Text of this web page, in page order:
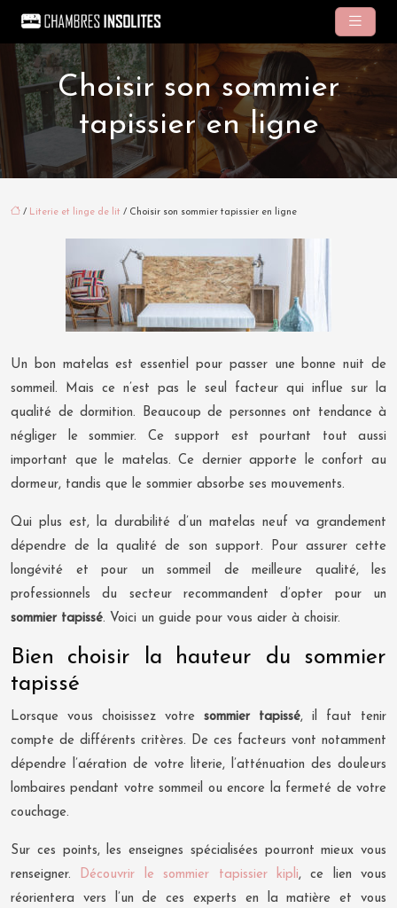
Choisir son sommier
tapissier en ligne
/ Literie et linge de lit / Choisir son sommier tapissier en ligne
Un bon matelas est essentiel pour passer une bonne nuit de
sommeil. Mais ce n’est pas le seul facteur qui influe sur la
qualité de dormition. Beaucoup de personnes ont tendance à
négliger le sommier. Ce support est pourtant tout aussi
important que le matelas. Ce dernier apporte le confort au
dormeur, tandis que le sommier absorbe ses mouvements.
Qui plus est, la durabilité d’un matelas neuf va grandement
dépendre de la qualité de son support. Pour assurer cette
longévité et pour un sommeil de meilleure qualité, les
professionnels du secteur recommandent d’opter pour un
sommier tapissé. Voici un guide pour vous aider à choisir.
Bien choisir la hauteur du sommier
tapissé
Lorsque vous choisissez votre sommier tapissé, il faut tenir
compte de différents critères. De ces facteurs vont notamment
dépendre l’aération de votre literie, l’atténuation des douleurs
lombaires pendant votre sommeil ou encore la fermeté de votre
couchage.
Sur ces points, les enseignes spécialisées pourront mieux vous
renseigner.
Découvrir le sommier tapissier kipli, ce lien vous
réorientera vers l’un de ces experts en la matière et vous